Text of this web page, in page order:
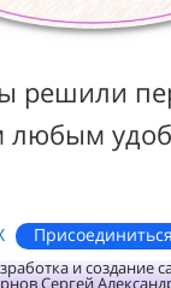
решили
любым
Присоединиться
и создание